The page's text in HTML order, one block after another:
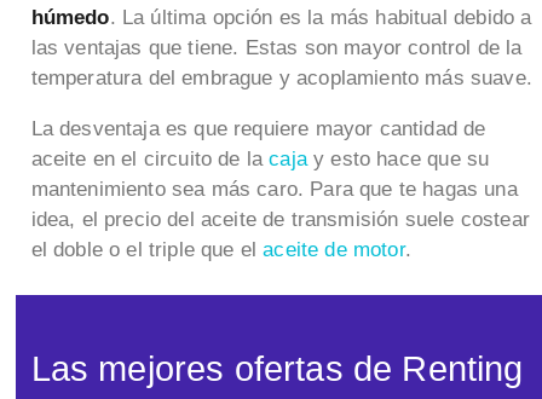
húmedo. La última opción es la más habitual debido a
las ventajas que tiene. Estas son mayor control de la
temperatura del embrague y acoplamiento más suave.
La desventaja es que requiere mayor cantidad de
aceite en el circuito de lacajay esto hace que su
mantenimiento sea más caro. Para que te hagas una
idea, el precio del aceite de transmisión suele costear
el doble o el triple que elaceite de motor.
Las mejores ofertas de Renting